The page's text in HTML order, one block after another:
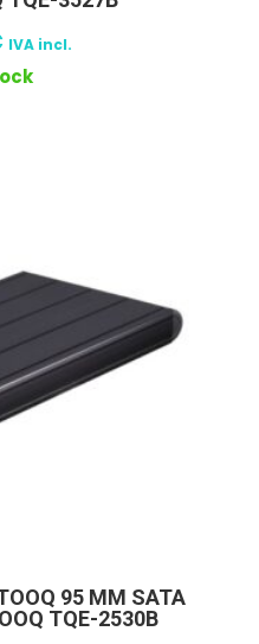
IVA incl.
95 MM SATA
TQE-2530B